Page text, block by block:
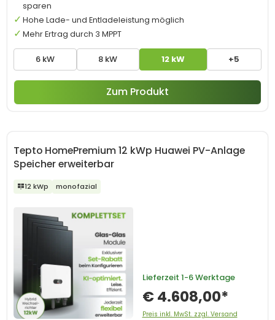
6 kW 8 kW 12 kW +5
sparen
Hohe Lade- und Entladeleistung möglich
Mehr Ertrag durch 3 MPPT
Zum Produkt
Tepto HomePremium 12 kWp Huawei PV-Anlage
Speicher erweiterbar
12 kWp monofazial
Lieferzeit 1-6 Werktage
€ 4.608,00*
Preis inkl. MwSt. zzgl. Versand